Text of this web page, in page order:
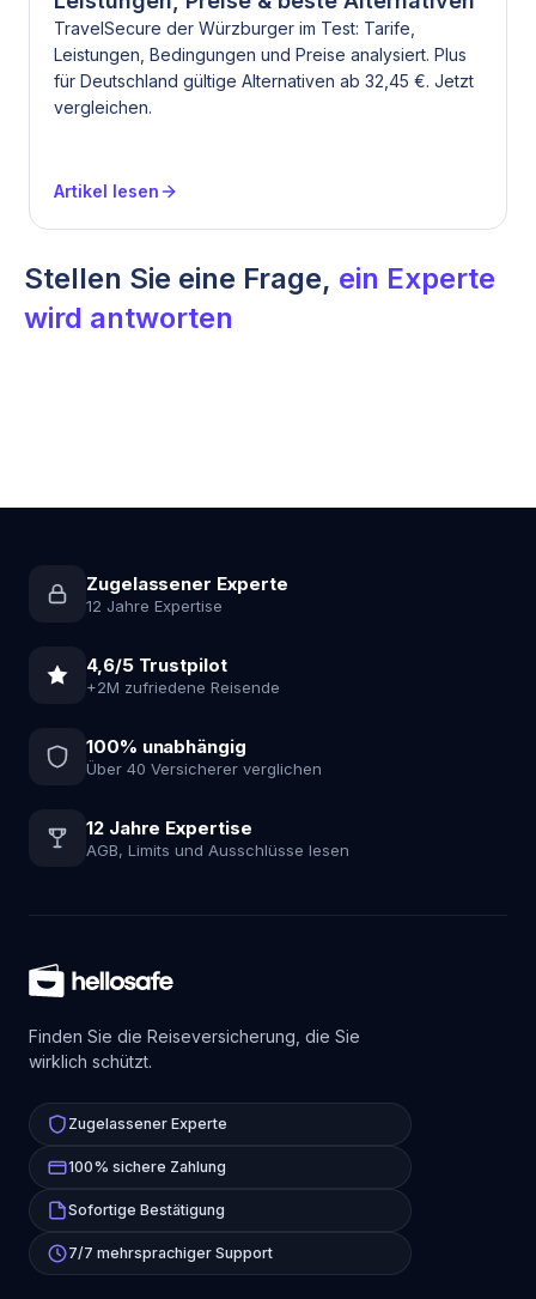
TravelSecure der Würzburger im Test: Tarife,
Leistungen, Bedingungen und Preise analysiert. Plus
für Deutschland gültige Alternativen ab 32,45 €. Jetzt
vergleichen.
Artikel lesen
Stellen Sie eine Frage, ein Experte
wird antworten
Zugelassener Experte
12 Jahre Expertise
4,6/5 Trustpilot
+2M zufriedene Reisende
100% unabhängig
Über 40 Versicherer verglichen
12 Jahre Expertise
AGB, Limits und Ausschlüsse lesen
Finden Sie die Reiseversicherung, die Sie
wirklich schützt.
Zugelassener Experte
100% sichere Zahlung
Sofortige Bestätigung
7/7 mehrsprachiger Support